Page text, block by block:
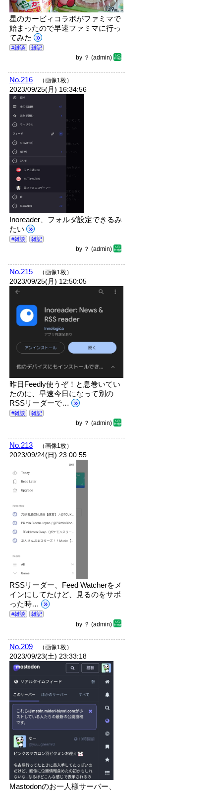
星のカービィコラボがファミマで
始まったので早速ファミマに行っ
てみた »
#雑談 雑記
by ？(admin)
No.216 （画像1枚）
2023/09/25(月) 16:34:56
Inoreader、フォルダ設定できるみ
たい »
#雑談 雑記
by ？(admin)
No.215 （画像1枚）
2023/09/25(月) 12:50:05
昨日Feedly使うぞ！と息巻いてい
たのに、早速今日になって別の
RSSリーダーで… »
#雑談 雑記
by ？(admin)
No.213 （画像1枚）
2023/09/24(日) 23:00:55
RSSリーダー、Feed Watcherをメ
インにしてたけど、見るのをサボ
った時… »
#雑談 雑記
by ？(admin)
No.209 （画像1枚）
2023/09/23(土) 23:33:18
Mastodonのお一人様サーバー、